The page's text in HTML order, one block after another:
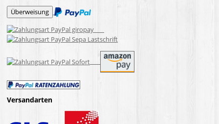
Versandarten